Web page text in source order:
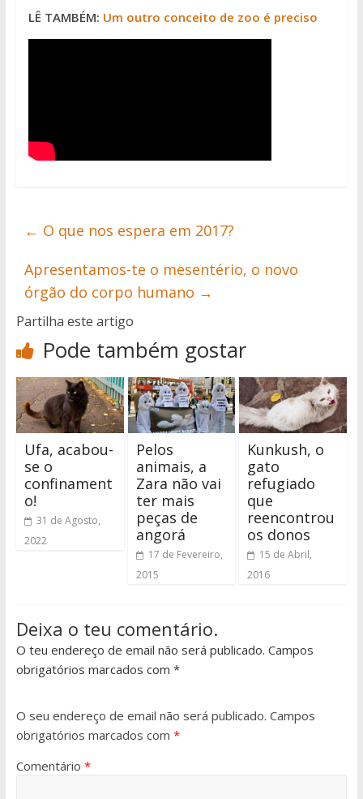
LÊ TAMBÉM: Um outro conceito de zoo é preciso
← O que nos espera em 2017?
Apresentamos-te o mesentério, o novo
órgão do corpo humano →
Partilha este artigo
Pode também gostar
Ufa, acabou-
se o
confinament
o!
31 de Agosto,
2022
Pelos
animais, a
Zara não vai
ter mais
peças de
angorá
17 de Fevereiro,
2015
Kunkush, o
gato
refugiado
que
reencontrou
os donos
15 de Abril,
2016
Deixa o teu comentário.
O teu endereço de email não será publicado. Campos
obrigatórios marcados com *
O seu endereço de email não será publicado. Campos
obrigatórios marcados com *
Comentário *